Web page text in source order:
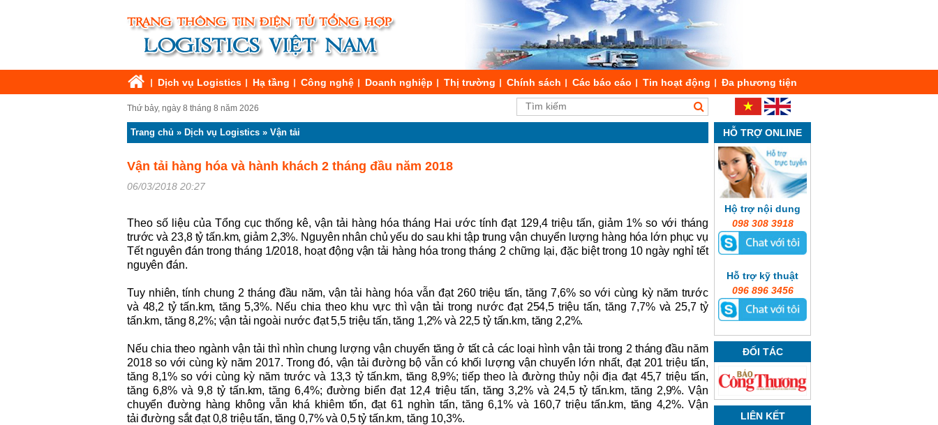
Dịch vụ Logistics Hạ tầng Công nghệ Doanh nghiệp Thị trường Chính sách Các báo cáo Tin hoạt động Đa phương tiện
Thứ bảy, ngày 8 tháng 8 năm 2026
Trang chủ » Dịch vụ Logistics » Vận tải
Vận tải hàng hóa và hành khách 2 tháng đầu năm 2018
06/03/2018 20:27
Theo số liệu của Tổng cục thống kê, vận tải hàng hóa tháng Hai ước tính đạt 129,4 triệu tấn, giảm 1% so với tháng
trước và 23,8 tỷ tấn.km, giảm 2,3%. Nguyên nhân chủ yếu do sau khi tập trung vận chuyển lượng hàng hóa lớn phục vụ
Tết nguyên đán trong tháng 1/2018, hoạt động vận tải hàng hóa trong tháng 2 chững lại, đặc biệt trong 10 ngày nghỉ tết
nguyên đán.
Tuy nhiên, tính chung 2 tháng đầu năm, vận tải hàng hóa vẫn đạt 260 triệu tấn, tăng7,6% so với cùng kỳ năm trước
và 48,2 tỷ tấn.km, tăng5,3%. Nếu chia theo khu vực thìvận tải trong nước đạt 254,5 triệu tấn, tăng7,7% và 25,7tỷ
tấn.km, tăng8,2%; vận tải ngoài nước đạt5,5 triệu tấn, tăng 1,2% và 22,5 tỷ tấn.km, tăng 2,2%.
Nếu chia theo ngành vận tải thì nhìn chung lượng vận chuyển tăng ở tất cả các loại hình vận tải trong 2 tháng đầu năm
2018 so với cùng kỳ năm 2017. Trong đó, vận tải đường bộ vẫn có khối lượng vận chuyển lớn nhất, đạt 201 triệu tấn,
tăng 8,1% so với cùng kỳ năm trước và 13,3 tỷ tấn.km, tăng 8,9%; tiếp theo là đườngthủy nội địa đạt 45,7 triệu tấn,
tăng 6,8% và9,8tỷ tấn.km, tăng6,4%; đường biển đạt 12,4 triệu tấn, tăng3,2% và 24,5tỷ tấn.km,tăng 2,9%. Vận
chuyển đường hàng không vẫn khá khiêm tốn, đạt 61 nghìn tấn, tăng 6,1% và 160,7 triệu tấn.km, tăng 4,2%. Vận
tảiđường sắt đạt0,8 triệu tấn, tăng 0,7% và 0,5tỷ tấn.km, tăng 10,3%.
HỖ TRỢ ONLINE
Hộ trợ nội dung
098 308 3918
Hỗ trợ kỹ thuật
096 896 3456
ĐỐI TÁC
LIÊN KẾT